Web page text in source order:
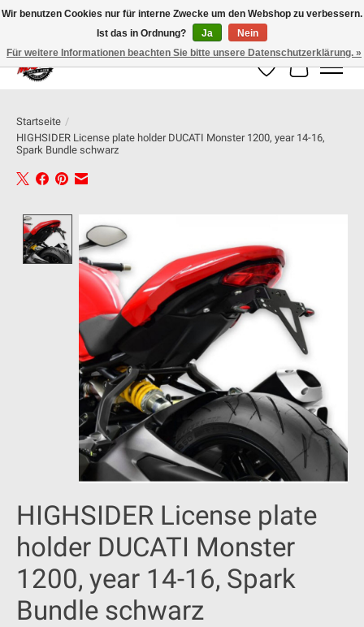
100% schweizer Onlineshop für Dein Motorrad
Wunschzettel
Ihr
Startseite /
HIGHSIDER License plate holder DUCATI Monster 1200, year 14-16,
Spark Bundle schwarz
Product image slideshow Items
HIGHSIDER License plate
holder DUCATI Monster
1200, year 14-16, Spark
Bundle schwarz
Wir benutzen Cookies nur für interne Zwecke um den Webshop zu verbessern.
Ist das in Ordnung?
Ja
Nein
Für weitere Informationen beachten Sie bitte unsere Datenschutzerklärung. »